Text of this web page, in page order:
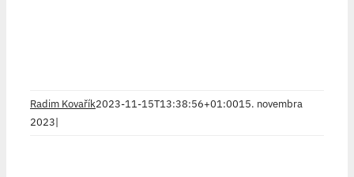
Radim Kovařík2023-11-15T13:38:56+01:0015. novembra
2023|